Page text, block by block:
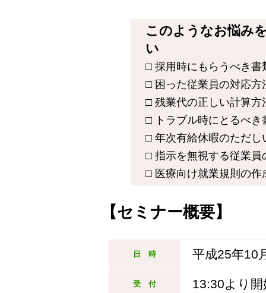
このようなお悩み
い
□ 採用時にもらうべき書
□ 困った従業員の対応方
□ 残業代の正しい計算方
□ トラブル時にとるべ
□ 年次有給休暇のただ
□ 指示を無視する従業
□ 医療向け就業規則の
【セミナー概要】
日 時 平成25年10
受 付 13:30より開